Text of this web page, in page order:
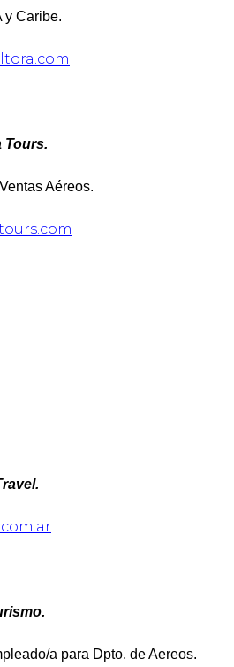
y Caribe.
Tours.
Aéreos.
a para Dpto. de Aereos.